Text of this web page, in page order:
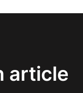
article